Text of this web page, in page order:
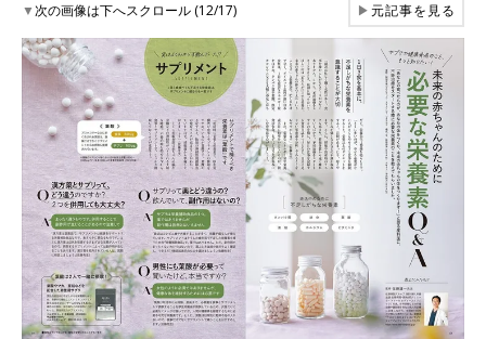
▼次の画像は下へスクロール (12/17) ▶元記事を見る